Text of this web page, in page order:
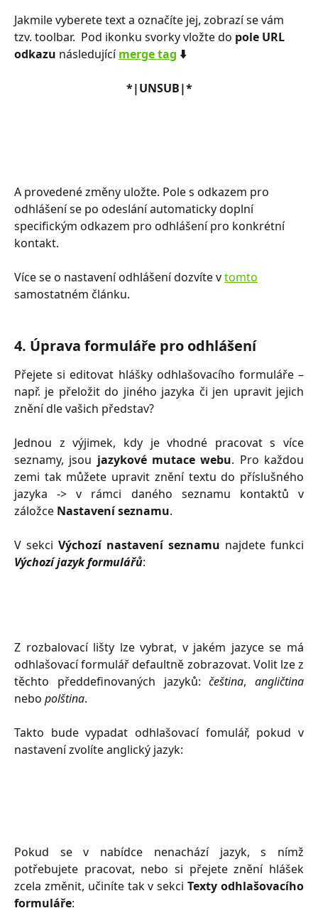
Jakmile vyberete text a označíte jej, zobrazí se vám
tzv. toolbar.  Pod ikonku svorky vložte do pole URL
odkazu následující merge tag ⬇️
*|UNSUB|*
A provedené změny uložte. Pole s odkazem pro
odhlášení se po odeslání automaticky doplní
specifickým odkazem pro odhlášení pro konkrétní
kontakt.
Více se o nastavení odhlášení dozvíte v tomto
samostatném článku.
4. Úprava formuláře pro odhlášení
Přejete si editovat hlášky odhlašovacího formuláře –
např. je přeložit do jiného jazyka či jen upravit jejich
znění dle vašich představ?
Jednou z výjimek, kdy je vhodné pracovat s více
seznamy, jsou jazykové mutace webu. Pro každou
zemi tak můžete upravit znění textu do příslušného
jazyka -> v rámci daného seznamu kontaktů v
záložce Nastavení seznamu.
V sekci Výchozí nastavení seznamu najdete funkci
Výchozí jazyk formulářů:
Z rozbalovací lišty lze vybrat, v jakém jazyce se má
odhlašovací formulář defaultně zobrazovat. Volit lze z
těchto předdefinovaných jazyků:čeština, angličtina
nebo polština.
Takto bude vypadat odhlašovací fomulář, pokud v
nastavení zvolíte anglický jazyk:
Pokud se v nabídce nenachází jazyk, s nímž
potřebujete pracovat, nebo si přejete znění hlášek
zcela změnit, učiníte tak v sekciTexty odhlašovacího
formuláře: